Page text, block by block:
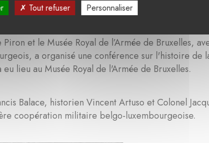
de la libération de Bruxelles et Luxembourg-
Belgique, en collaboration avec l'Institut Pierre
et le Musée Royal de l’Armée de Bruxelles,
a organisé une conférence sur l'histoire de
lieu au Musée Royal de l'Armée de Bruxelles.
Balace, historien Vincent Artuso et Colonel
coopération militaire belgo-luxembourgeoise.
Tout refuser Personnaliser